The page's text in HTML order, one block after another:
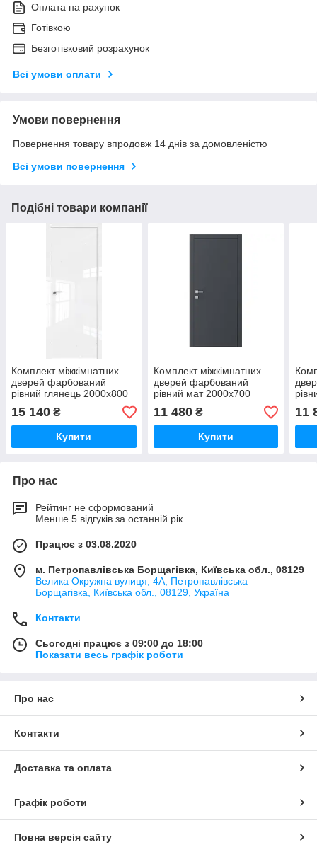
Оплата на рахунок
Готівкою
Безготівковий розрахунок
Всі умови оплати
Умови повернення
Повернення товару впродовж 14 днів за домовленістю
Всі умови повернення
Подібні товари компанії
Комплект міжкімнатних
дверей фарбований
рівний глянець 2000х800
15 140 ₴
Купити
Комплект міжкімнатних
дверей фарбований
рівний мат 2000х700
11 480₴
Купити
11
Про нас
Рейтинг не сформований
Менше 5 відгуків за останній рік
Працює з 03.08.2020
м. Петропавлівська Борщагівка, Київська обл., 08129
Велика Окружна вулиця, 4А, Петропавлівська
Борщагівка, Київська обл., 08129, Україна
Контакти
Сьогодні працює з 09:00 до 18:00
Показати весь графік роботи
Про нас
Контакти
Доставка та оплата
Графік роботи
Повна версія сайту